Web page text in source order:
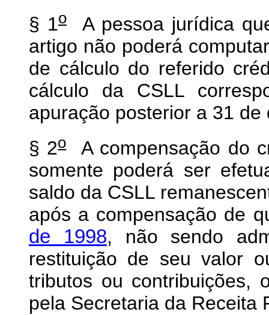
§ 1o A pessoa jurídica
artigo não poderá
de cálculo do referido
cálculo da CSLL
apuração posterior a 31
§ 2oA compensação do
somente poderá ser
saldo da CSLL
após a compensação de
de 1998, não sendo
restituição de seu valor
tributos ou contribuições,
pela Secretaria da Receita